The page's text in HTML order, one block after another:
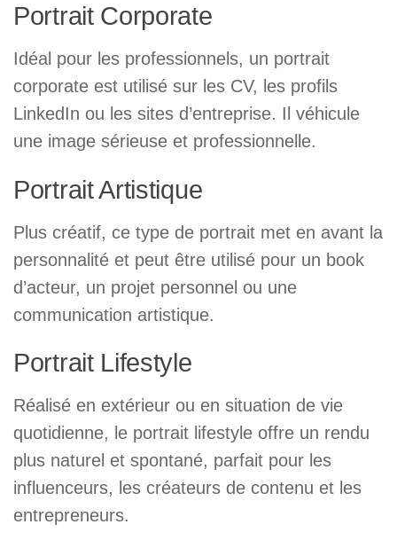
Portrait Corporate
Idéal pour les professionnels, un portrait
corporate est utilisé sur les CV, les profils
LinkedIn ou les sites d’entreprise. Il véhicule
une image sérieuse et professionnelle.
Portrait Artistique
Plus créatif, ce type de portrait met en avant la
personnalité et peut être utilisé pour un book
d’acteur, un projet personnel ou une
communication artistique.
Portrait Lifestyle
Réalisé en extérieur ou en situation de vie
quotidienne, le portrait lifestyle offre un rendu
plus naturel et spontané, parfait pour les
influenceurs, les créateurs de contenu et les
entrepreneurs.